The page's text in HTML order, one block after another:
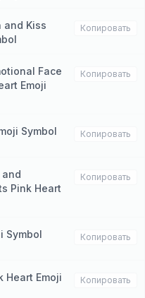
and Kiss
Копировать
Face
Emoji
Копировать
Symbol Копировать
Pink Heart
Копировать
Symbol Копировать
Heart Emoji
Копировать